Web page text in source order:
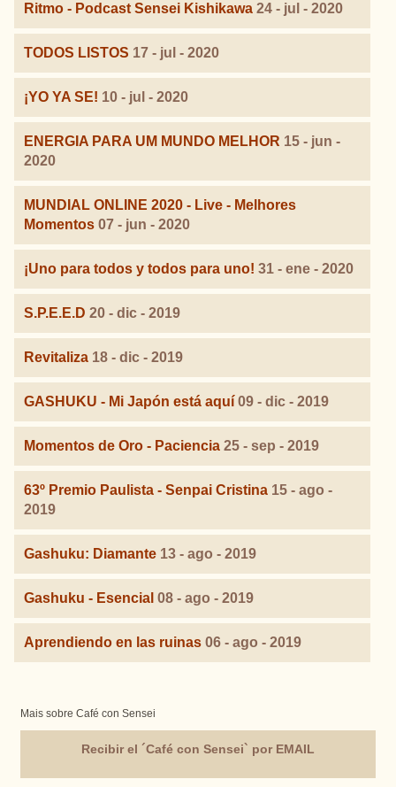
Ritmo - Podcast Sensei Kishikawa 24 - jul - 2020
TODOS LISTOS 17 - jul - 2020
¡YO YA SE! 10 - jul - 2020
ENERGIA PARA UM MUNDO MELHOR 15 - jun -
2020
MUNDIAL ONLINE 2020 - Live - Melhores
Momentos 07 - jun - 2020
¡Uno para todos y todos para uno! 31 - ene - 2020
S.P.E.E.D 20 - dic - 2019
Revitaliza 18 - dic - 2019
GASHUKU - Mi Japón está aquí 09 - dic - 2019
Momentos de Oro - Paciencia 25 - sep - 2019
63º Premio Paulista - Senpai Cristina 15 - ago -
2019
Gashuku: Diamante 13 - ago - 2019
Gashuku - Esencial 08 - ago - 2019
Aprendiendo en las ruinas 06 - ago - 2019
Mais sobre Café con Sensei
Recibir el ´Café con Sensei` por EMAIL